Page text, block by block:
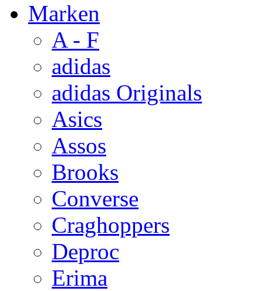
Marken
A - F
adidas
adidas Originals
Asics
Assos
Brooks
Converse
Craghoppers
Deproc
Erima